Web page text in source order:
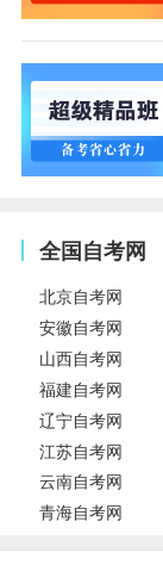
全国自考网
北京自考网
安徽自考网
山西自考网
福建自考网
辽宁自考网
江苏自考网
云南自考网
青海自考网